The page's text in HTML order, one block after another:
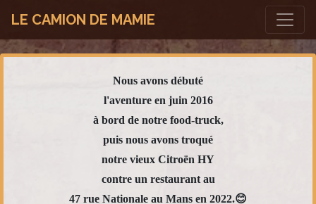
LE CAMION DE MAMIE
Nous avons débuté
l'aventure en juin 2016
à bord de notre food-truck,
puis nous avons troqué
notre vieux Citroën HY
contre un restaurant au
47 rue Nationale au Mans en 2022.😊